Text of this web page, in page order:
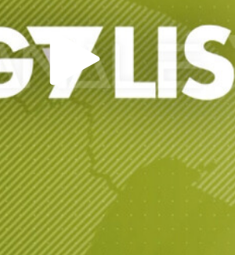
Play
Video